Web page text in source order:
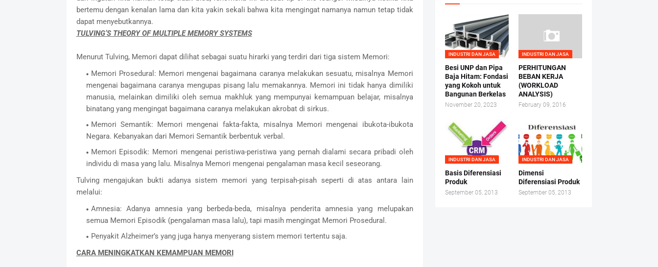
bertemu dengan kenalan lama dan kita yakin sekali bahwa kita mengingat namanya namun tetap tidak
dapat menyebutkannya.
TULVING’S THEORY OF MULTIPLE MEMORY SYSTEMS
Menurut Tulving, Memori dapat dilihat sebagai suatu hirarki yang terdiri dari tiga sistem Memori:
Memori Prosedural: Memori mengenai bagaimana caranya melakukan sesuatu, misalnya Memori
mengenai bagaimana caranya mengupas pisang lalu memakannya. Memori ini tidak hanya dimiliki
manusia, melainkan dimiliki oleh semua makhluk yang mempunyai kemampuan belajar, misalnya
binatang yang mengingat bagaimana caranya melakukan akrobat di sirkus.
Memori Semantik: Memori mengenai fakta-fakta, misalnya Memori mengenai ibukota-ibukota
Negara. Kebanyakan dari Memori Semantik berbentuk verbal.
Memori Episodik: Memori mengenai peristiwa-peristiwa yang pernah dialami secara pribadi oleh
individu di masa yang lalu. Misalnya Memori mengenai pengalaman masa kecil seseorang.
Tulving mengajukan bukti adanya sistem memori yang terpisah-pisah seperti di atas antara lain
melalui:
Amnesia: Adanya amnesia yang berbeda-beda, misalnya penderita amnesia yang melupakan
semua Memori Episodik (pengalaman masa lalu), tapi masih mengingat Memori Prosedural.
Penyakit Alzheimer’s yang juga hanya menyerang sistem memori tertentu saja.
CARA MENINGKATKAN KEMAMPUAN MEMORI
INDUSTRI DAN JASA
Besi UNP dan Pipa
Baja Hitam: Fondasi
yang Kokoh untuk
Bangunan Berkelas
November 20, 2023
INDUSTRI DAN JASA
PERHITUNGAN
BEBAN KERJA
(WORKLOAD
ANALYSIS)
February 09, 2016
INDUSTRI DAN JASA
Basis Diferensiasi
Produk
September 05, 2013
INDUSTRI DAN JASA
Dimensi
Diferensiasi Produk
September 05, 2013